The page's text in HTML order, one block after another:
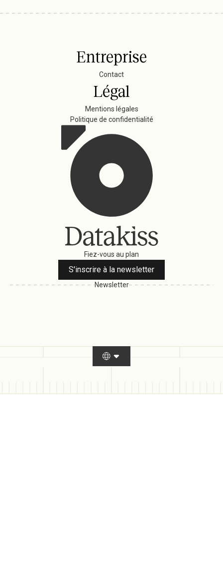
Entreprise
Contact
Légal
Mentions légales
Politique de confidentialité
Fiez-vous au plan
S'inscrire à la newsletter
Newsletter